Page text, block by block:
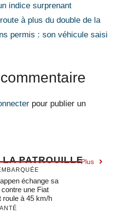
indice surprenant
à plus du double de la
permis : son véhicule saisi
pour publier un
PATROUILLEPlus
échange sa
une Fiat
roule à 45 km/h